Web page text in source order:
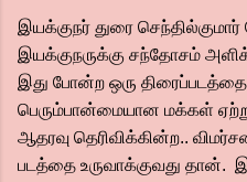
இயக்குநர் துரை செந்தில்குமார்
இயக்குநருக்கு சந்தோசம்
இது போன்ற ஒரு
பெரும்பான்மையான மக்கள்
ஆதரவு தெரிவிக்கின்ற..
படத்தை உருவாக்குவது தான்.